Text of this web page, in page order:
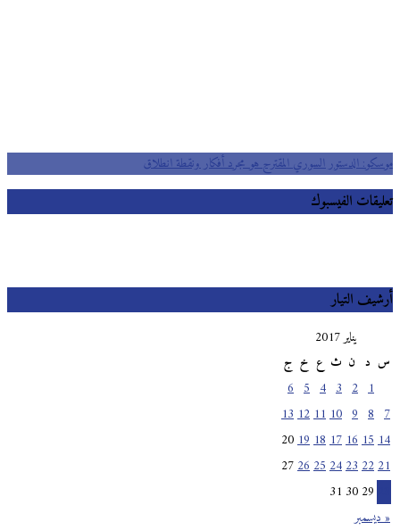
موسكو: الدستور السوري المقترح هو مجرد أفكار ونقطة انطلاق
تعليقات الفيسبوك
أرشيف التيار
يناير 2017
س
ث خ ج
« ديسمبر
10
11
12
13
14
15
16
17
18
19
20
21
22
23
24
25
26
27
29
30
31